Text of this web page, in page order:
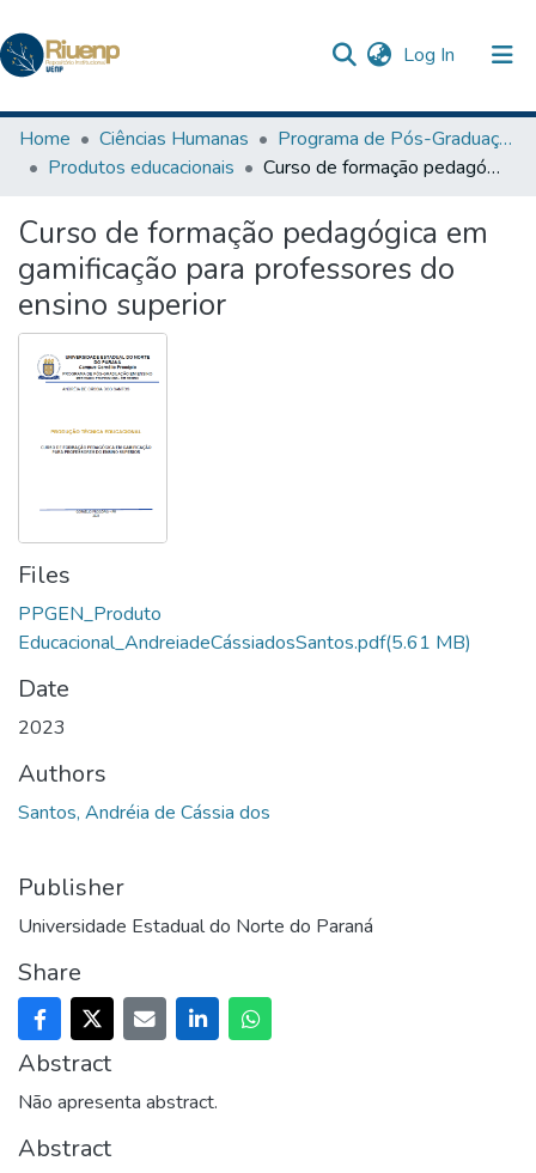
Log In (current)
Communities & Collections
Statistics
Home Ciências Humanas
Programa de Pós-Graduação em Ensino
Produtos educacionais
Curso de formação pedagógica em gamificação para professores do ensino superior
Curso de formação pedagógica em
gamificação para professores do
ensino superior
Files
PPGEN_Produto
Educacional_AndreiadeCássiadosSantos.pdf(5.61 MB)
Date
2023
Authors
Santos, Andréia de Cássia dos
Publisher
Universidade Estadual do Norte do Paraná
Share
Abstract
Não apresenta abstract.
Abstract